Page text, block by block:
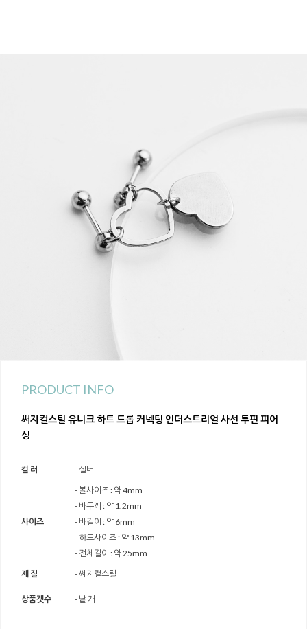
PRODUCT INFO
써지컬스틸 유니크 하트 드롭 커넥팅 인더스트리얼 사선 투핀 피어
싱
컬 러 - 실버
사이즈
- 볼사이즈 : 약 4mm
- 바두께 : 약 1.2mm
- 바길이 : 약 6mm
- 하트사이즈 : 약 13mm
- 전체길이 : 약 25mm
재 질
- 써지컬스틸
상품갯수 - 낱 개